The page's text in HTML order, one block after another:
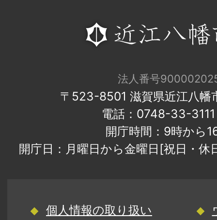
法人番号
〒523-8501 滋賀県近江八幡
電話：0748-33-
開庁時間：9時から
開庁日：月曜日から金曜日[祝日・
個人情報の取り扱い